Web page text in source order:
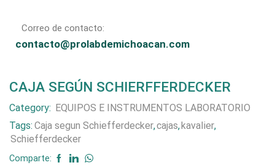
Correo de contacto:
contacto@prolabdemichoacan.com
CAJA SEGÚN SCHIERFFERDECKER
Category: EQUIPOS E INSTRUMENTOS LABORATORIO
Tags: Caja segun Schiefferdecker,cajas,kavalier,
Schiefferdecker
Comparte: